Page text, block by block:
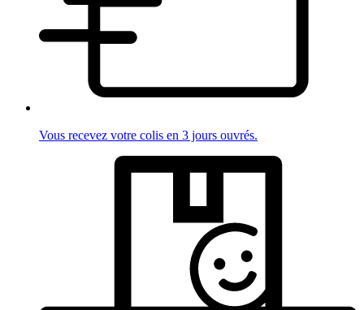
Vous recevez votre colis en 3 jours ouvrés.